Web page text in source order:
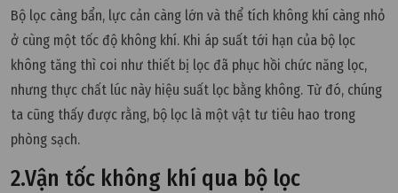
Bộ lọc càng bẩn, lực cản càng lớn và thể tích không khí càng nhỏ
ở cùng một tốc độ không khí. Khi áp suất tới hạn của bộ lọc
không tăng thì coi như thiết bị lọc đã phục hồi chức năng lọc,
nhưng thực chất lúc này hiệu suất lọc bằng không. Từ đó, chúng
ta cũng thấy được rằng, bộ lọc là một vật tư tiêu hao trong
phòng sạch.
2.Vận tốc không khí qua bộ lọc